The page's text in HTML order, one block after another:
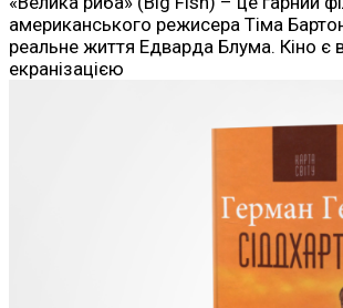
американського режисера Тіма
реальне життя Едварда Блума. Кіно є
екранізацією